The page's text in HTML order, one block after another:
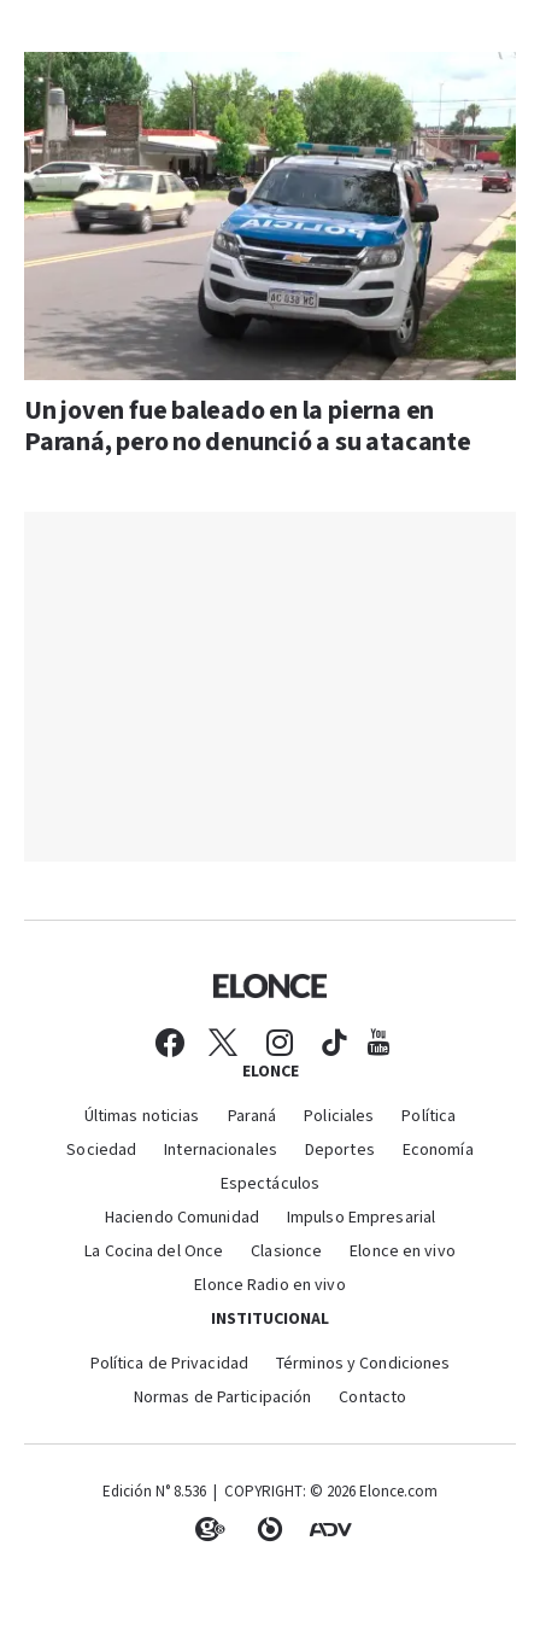
Un joven fue baleado en la pierna en
Paraná, pero no denunció a su atacante
ELONCE
Últimas noticias Paraná Policiales
Política
Sociedad
Internacionales Deportes
Economía
Espectáculos
Haciendo Comunidad
Impulso Empresarial
La Cocina del Once
Clasionce
Elonce en vivo
Elonce Radio en vivo
INSTITUCIONAL
Política de Privacidad
Términos y Condiciones
Normas de Participación
Contacto
Edición N° 8.536 | COPYRIGHT: © 2026 Elonce.com